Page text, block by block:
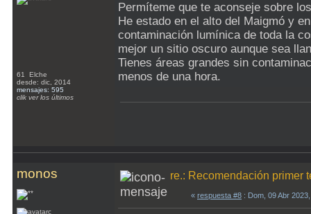
61 Elche
desde: dic, 2014
mensajes: 595
clik ver los últimos
Permíteme que te aconseje sobre
He estado en el alto del Maigmó y
contaminación lumínica de toda la
mejor un sitio oscuro aunque sea
Tienes áreas grandes sin
menos de una hora.
monos re.: Recomendación primer
« respuesta #8 : Dom, 09 Abr